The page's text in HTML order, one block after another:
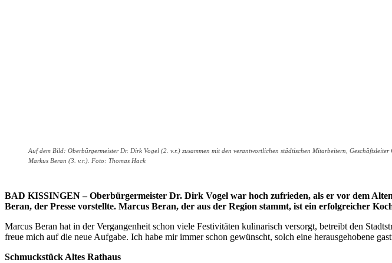
Auf dem Bild: Oberbürgermeister Dr. Dirk Vogel (2. v.r.) zusammen mit den verantwortlichen städtischen Mitarbeitern,
Markus Beran (3. v.r.). Foto: Thomas Hack
BAD KISSINGEN – Oberbürgermeister Dr. Dirk Vogel war hoch zufrieden, als er vor dem
Beran, der Presse vorstellte. Marcus Beran, der aus der Region stammt, ist ein erfolgreicher
Marcus Beran hat in der Vergangenheit schon viele Festivitäten kulinarisch versorgt, betreibt den
freue mich auf die neue Aufgabe. Ich habe mir immer schon gewünscht, solch eine herausgehobene
Schmuckstück Altes Rathaus